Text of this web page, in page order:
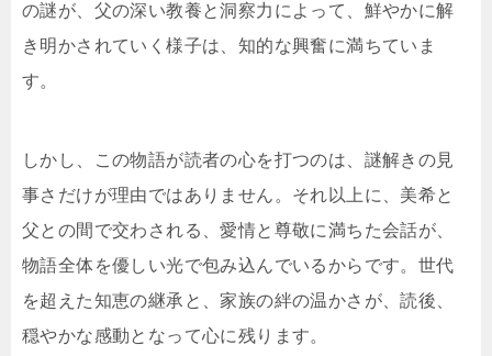
の謎が、父の深い教養と洞察力によって、鮮やかに解
き明かされていく様子は、知的な興奮に満ちていま
す。
しかし、この物語が読者の心を打つのは、謎解きの見
事さだけが理由ではありません。それ以上に、美希と
父との間で交わされる、愛情と尊敬に満ちた会話が、
物語全体を優しい光で包み込んでいるからです。世代
を超えた知恵の継承と、家族の絆の温かさが、読後、
穏やかな感動となって心に残ります。